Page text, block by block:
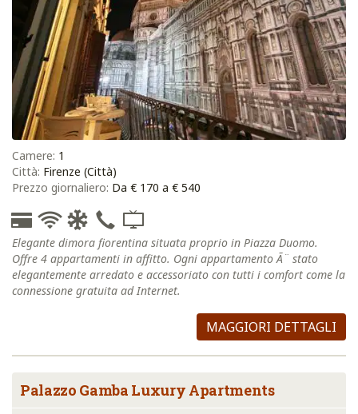
Camere: 1
Città: Firenze (Città)
Prezzo giornaliero: Da € 170 a € 540
Elegante dimora fiorentina situata proprio in Piazza Duomo.
Offre 4 appartamenti in affitto. Ogni appartamento Ã¨ stato
elegantemente arredato e accessoriato con tutti i comfort come la
connessione gratuita ad Internet.
MAGGIORI DETTAGLI
Palazzo Gamba Luxury Apartments